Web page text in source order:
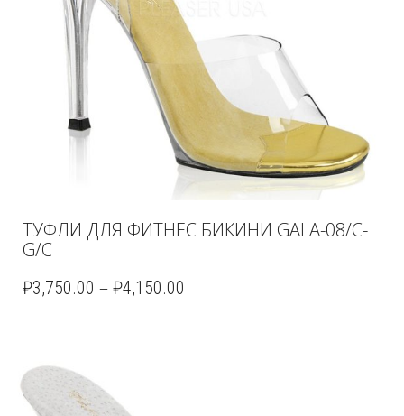
ТУФЛИ ДЛЯ ФИТНЕС БИКИНИ GALA-08/C-
G/C
₽3,750.00 – ₽4,150.00